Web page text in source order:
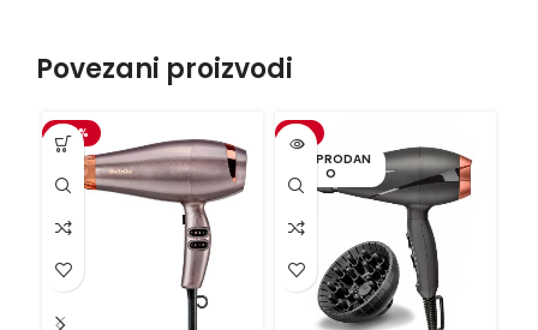
Povezani proizvodi
-20%
-3%
RASPRODAN
O